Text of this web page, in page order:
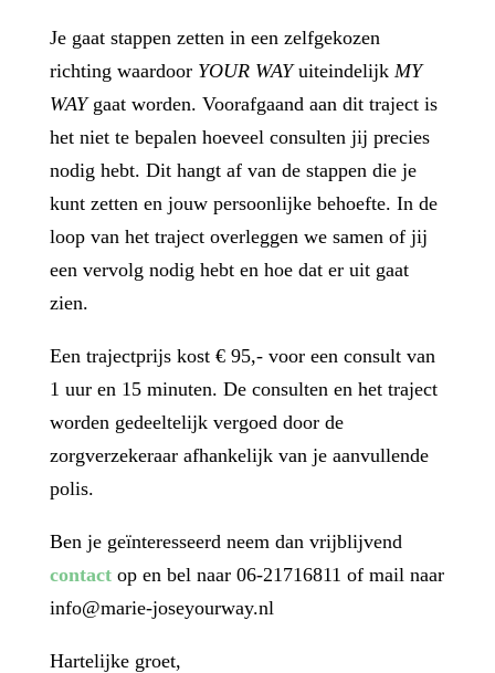
Je gaat stappen zetten in een zelfgekozen
richting waardoor YOUR WAYuiteindelijk MY
WAYgaat worden. Voorafgaand aan dit traject is
het niet te bepalen hoeveel consulten jij precies
nodig hebt. Dit hangt af van de stappen die je
kunt zetten en jouw persoonlijke behoefte. In de
loop van het traject overleggen we samen of jij
een vervolg nodig hebt en hoe dat er uit gaat
zien.
Een trajectprijs kost € 95,- voor een consult van
1 uur en 15 minuten. De consulten en het traject
worden gedeeltelijk vergoed door de
zorgverzekeraar afhankelijk van je aanvullende
polis.
Ben je geïnteresseerd neem dan vrijblijvend
contactop en bel naar 06-21716811 of mail naar
info@marie-joseyourway.nl
Hartelijke groet,